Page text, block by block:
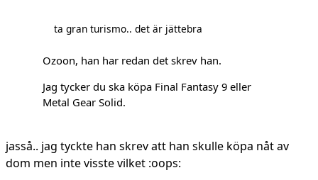
ta gran turismo.. det är jättebra
Ozoon, han har redan det skrev han.
Jag tycker du ska köpa Final Fantasy 9 eller
Metal Gear Solid.
jasså.. jag tyckte han skrev att han skulle köpa nåt av
dom men inte visste vilket :oops: